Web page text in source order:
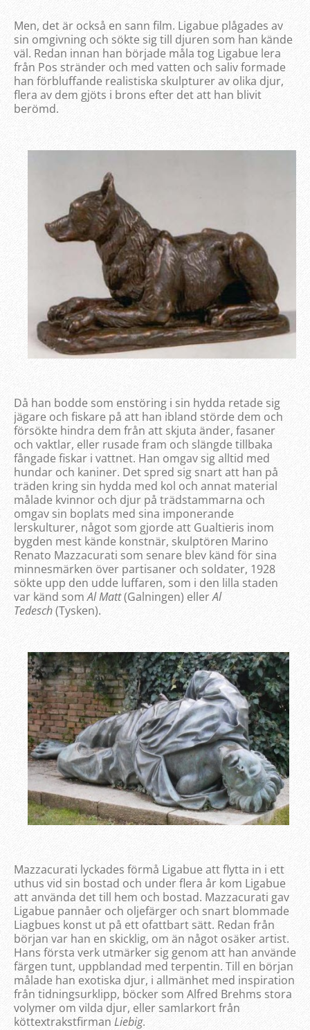
Men, det är också en sann film. Ligabue plågades av
sin omgivning och sökte sig till djuren som han kände
väl. Redan innan han började måla tog Ligabue lera
från Pos stränder och med vatten och saliv formade
han förbluffande realistiska skulpturer av olika djur,
flera av dem gjöts i brons efter det att han blivit
berömd.
Då han bodde som enstöring i sin hydda retade sig
jägare och fiskare på att han ibland störde dem och
försökte hindra dem från att skjuta änder, fasaner
och vaktlar, eller rusade fram och slängde tillbaka
fångade fiskar i vattnet. Han omgav sig alltid med
hundar och kaniner. Det spred sig snart att han på
träden kring sin hydda med kol och annat material
målade kvinnor och djur på trädstammarna och
omgav sin boplats med sina imponerande
lerskulturer, något som gjorde att Gualtieris inom
bygden mest kände konstnär, skulptören Marino
Renato Mazzacurati som senare blev känd för sina
minnesmärken över partisaner och soldater, 1928
sökte upp den udde luffaren, som i den lilla staden
var känd somAl Matt(Galningen) ellerAl
Tedesch(Tysken).
Mazzacurati lyckades förmå Ligabue att flytta in i ett
uthus vid sin bostad och under flera år kom Ligabue
att använda det till hem och bostad. Mazzacurati gav
Ligabue pannåer och oljefärger och snart blommade
Liagbues konst ut på ett ofattbart sätt. Redan från
början var han en skicklig, om än något osäker artist.
Hans första verk utmärker sig genom att han använde
färgen tunt, uppblandad med terpentin. Till en början
målade han exotiska djur, i allmänhet med inspiration
från tidningsurklipp, böcker som Alfred Brehms stora
volymer om vilda djur, eller samlarkort från
köttextrakstfirman Liebig.